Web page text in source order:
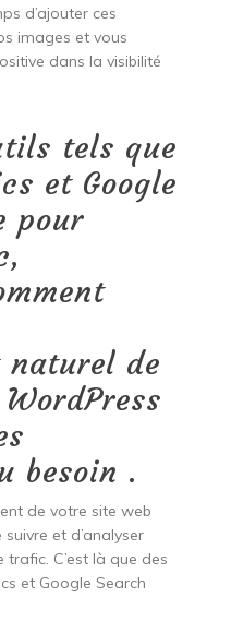
d’ajouter ces
images et vous
dans la visibilité
tels que
et Google
pour
naturel de
besoin .
de votre site web
et d’analyser
C’est là que des
et Google Search